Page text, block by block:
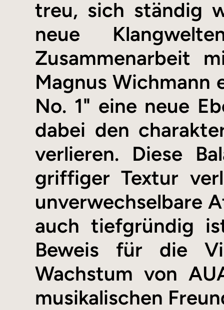
treu, sich ständig
neue
Zusammenarbeit
Magnus Wichmann
No. 1" eine neue
dabei den
verlieren. Diese
griffiger Textur
unverwechselbare
auch tiefgründig
Beweis für die
Wachstum von
musikalischen